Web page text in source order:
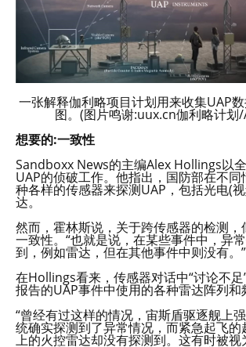
一张解释伽利略项目计划用来收集UAP
图。(图片鸣谢:uux.cn伽利略计划
想要的:一致性
Sandboxx News的主编Alex Hollings以
UAP的侦破工作。他指出，国防部在不同
种各样的传感器来探测UAP，包括光电(
达。
然而，霍林斯说，关于跨传感器的检测，
一致性。“也就是说，在某些事件中，异
到，例如雷达，但在其他事件中则没有。”
在Hollings看来，传感器对话中“讨论不足
报告的UAP事件中使用的各种雷达阵列和
“曾经有过这样的情况，宙斯盾驱逐舰上
统确实探测到了异常情况，而紧急起飞
上的火控雷达却没有探测到。这有时被视